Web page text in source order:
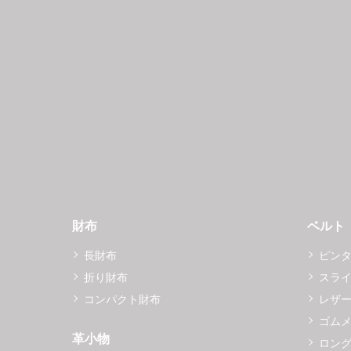
財布
長財布
折り財布
コンパクト財布
革小物
ベルト
ピン
スラ
レザ
ゴム
ロン